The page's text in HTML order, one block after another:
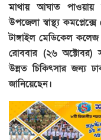
মাথায় আঘাত পাওয়ায়
উপজেলা স্বাস্থ্য
টাঙ্গাইল মেডিকেল কলেজ
রোববার (২৬ অক্টোবর)
উন্নত চিকিৎসার জন্য
জানিয়েছেন।